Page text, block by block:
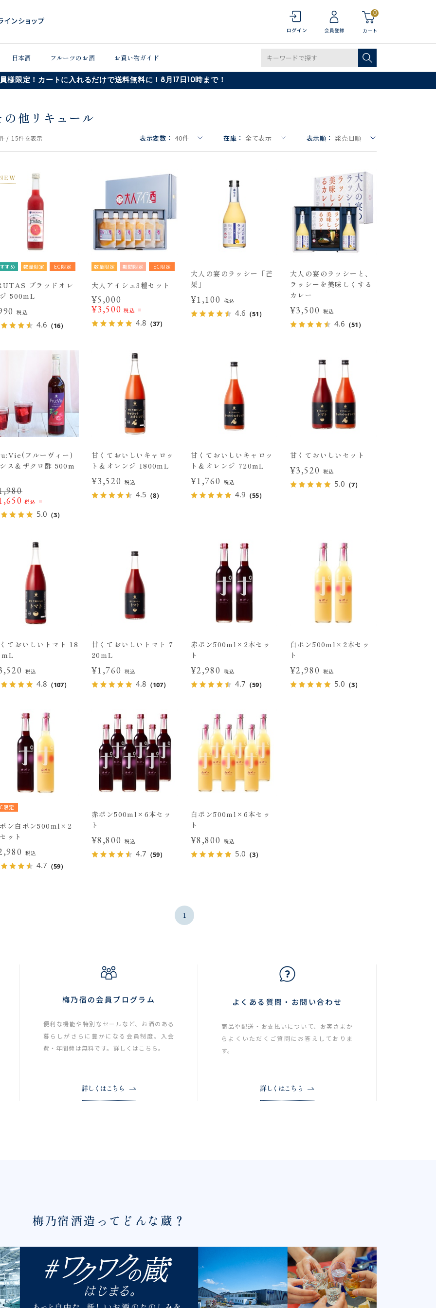
0
日本酒 フルーツのお酒 お買い物ガイド
様限定！カートに入れるだけで送料無料に！8月17日10時まで！
の他リキュール
/ 15件を表示 表示変数： 40件 在庫： 全て表示 表示順： 発売日順
すめ 数量限定 EC限定
ブラッドオレ
500mL
税込
4.6 （16）
数量限定 期間限定 EC限定
大人アイシュ3種セット
¥5,000
¥3,500 税込
4.8 （37）
大人の宴のラッシー「芒
果」
¥1,100 税込
4.6 （51）
大人の宴のラッシーと、
ラッシーを美味しくする
カレー
¥3,500 税込
4.6 （51）
フルーヴィー)
ス＆ザクロ酢 500m
税込
5.0 （3）
甘くておいしいキャロッ
ト＆オレンジ 1800mL
¥3,520 税込
4.5 （8）
甘くておいしいキャロッ
ト＆オレンジ 720mL
¥1,760 税込
4.9 （55）
甘くておいしいセット
¥3,520 税込
5.0 （7）
ておいしいトマト 18
L
税込
4.8 （107）
甘くておいしいトマト 7
20ｍL
¥1,760 税込
4.8 （107）
赤ポン500ml×2本セッ
ト
¥2,980 税込
4.7 （59）
白ポン500ml×2本セッ
ト
¥2,980 税込
5.0 （3）
限定
ン白ポン500ml×2
ット
税込
4.7 （59）
赤ポン500ml×6本セッ
ト
¥8,800 税込
4.7 （59）
白ポン500ml×6本セッ
ト
¥8,800 税込
5.0 （3）
1
梅乃宿の会員プログラム
便利な機能や特別なセールなど、お酒のある
暮らしがさらに豊かになる会員制度。入会
費・年間費は無料です。詳しくはこちら。
詳しくはこちら
よくある質問・お問い合わせ
商品や配送・お支払いについて、お客さまか
らよくいただくご質問にお答えしておりま
す。
詳しくはこちら
梅乃宿酒造ってどんな蔵？